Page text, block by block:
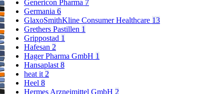
Genericon Pharma 7
Germania 6
GlaxoSmithKline Consumer Healthcare 13
Grethers Pastillen 1
Grippostad 1
Hafesan 2
Hager Pharma GmbH 1
Hansaplast 8
heat it 2
Heel 8
Hermes Arzneimittel GmbH 2